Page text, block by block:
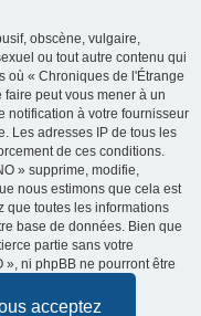
acceptez
obscène, vulgaire,
ou tout autre contenu qui
où « Chroniques de l'Étrange
peut vous mener à un
notification à votre fournisseur
Les adresses IP de tous les
de ces conditions.
» supprime, modifie,
nous estimons que cela est
que toutes les informations
base de données. Bien que
partie sans votre
ni phpBB ne pourront être